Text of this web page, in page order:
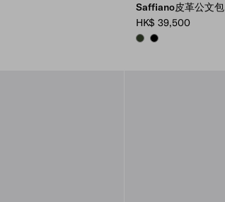
Saffiano皮革公文包
HK$ 39,500
LODENBLACK